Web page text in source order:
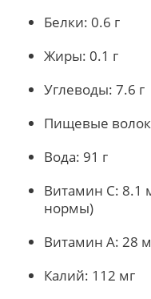
Белки: 0.6 г
Жиры: 0.1 г
Углеводы: 7.6 г
Пищевые
Вода: 91 г
Витамин C: 8.1
нормы)
Витамин A: 28
Калий: 112 мг